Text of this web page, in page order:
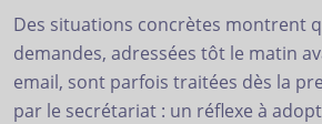
Des situations concrètes montrent
demandes, adressées tôt le matin
email, sont parfois traitées dès la
par le secrétariat : un réflexe à